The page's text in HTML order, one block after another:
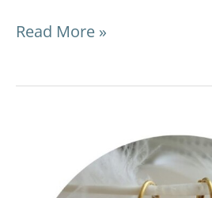
Read More »
Anhänger: